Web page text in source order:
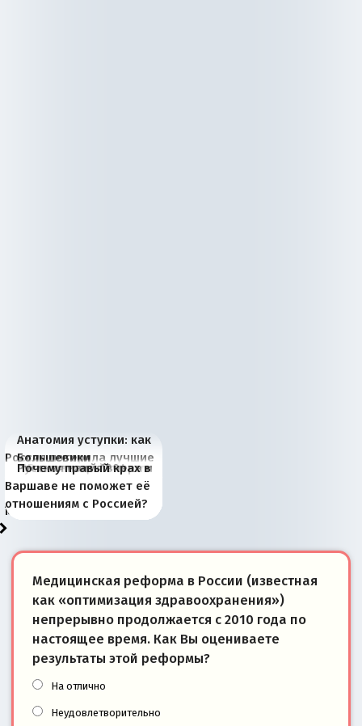
Анатомия уступки: как
Россия потеряла лучшие
рыбопромысловые
районы Баренцева
моря
Большевики
отличаются от «Яблока»
тем, что они -
победители
Киевская марионетка
Запада рассказала о
«переобувании» хозяев
В России назрели
перемены: 15 шагов к
суверенной экономике
Миграционный пожар
Европы
Россия начинает
сбрасывать балласт
Анкориджа
Россия зимой 1904
года: первые уступки во
внутренней политике
Русская нация вчера и
сегодня
Почему правый крах в
Варшаве не поможет её
отношениям с Россией?
Медицинская реформа в России (известная
как «оптимизация здравоохранения»)
непрерывно продолжается с 2010 года по
настоящее время. Как Вы оцениваете
результаты этой реформы?
На отлично
Неудовлетворительно